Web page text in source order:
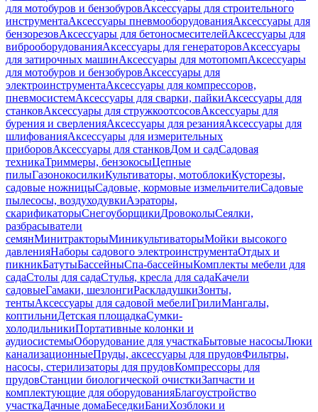
для мотобуров и бензобуровАксессуары для строительного
инструментаАксессуары пневмооборудованияАксессуары для
бензорезовАксессуары для бетоносмесителейАксессуары для
виброоборудованияАксессуары для генераторовАксессуары
для затирочных машинАксессуары для мотопомпАксессуары
для мотобуров и бензобуровАксессуары для
электроинструментаАксессуары для компрессоров,
пневмосистемАксессуары для сварки, пайкиАксессуары для
станковАксессуары для стружкоотсосовАксессуары для
бурения и сверленияАксессуары для резанияАксессуары для
шлифованияАксессуары для измерительных
приборовАксессуары для станковДом и садСадовая
техникаТриммеры, бензокосыЦепные
пилыГазонокосилкиКультиваторы, мотоблокиКусторезы,
садовые ножницыСадовые, кормовые измельчителиСадовые
пылесосы, воздуходувкиАэраторы,
скарификаторыСнегоуборщикиДровоколыСеялки,
разбрасыватели
семянМинитракторыМиникультиваторыМойки высокого
давленияНаборы садового электроинструментаОтдых и
пикникБатутыБассейныСпа-бассейныКомплекты мебели для
садаСтолы для садаСтулья, кресла для садаКачели
садовыеГамаки, шезлонгиРаскладушкиЗонты,
тентыАксессуары для садовой мебелиГрилиМангалы,
коптильниДетская площадкаСумки-
холодильникиПортативные колонки и
аудиосистемыОборудование для участкаБытовые насосыЛюки
канализационныеПруды, аксессуары для прудовФильтры,
насосы, стерилизаторы для прудовКомпрессоры для
прудовСтанции биологической очисткиЗапчасти и
комплектующие для оборудованияБлагоустройство
участкаДачные домаБеседкиБаниХозблоки и